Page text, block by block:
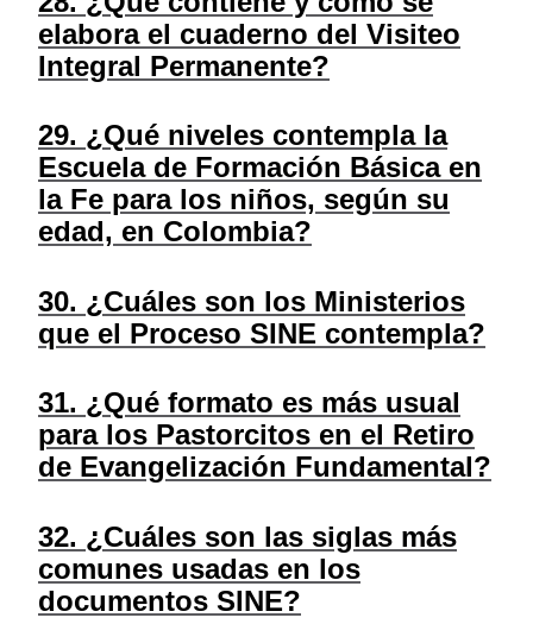
elabora el cuaderno del Visiteo
Integral Permanente?
29. ¿Qué niveles contempla la
Escuela de Formación Básica en
la Fe para los niños, según su
edad, en Colombia?
30. ¿Cuáles son los Ministerios
que el Proceso SINE contempla?
31. ¿Qué formato es más usual
para los Pastorcitos en el Retiro
de Evangelización Fundamental?
32. ¿Cuáles son las siglas más
comunes usadas en los
documentos SINE?